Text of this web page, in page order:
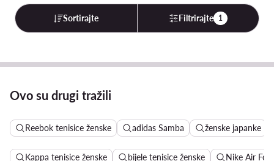
Sortirajte Filtrirajte 1
Ovo su drugi tražili
Reebok tenisice ženske adidas Samba ženske japanke
Kappa tenisice ženske bijele tenisice ženske Nike Air